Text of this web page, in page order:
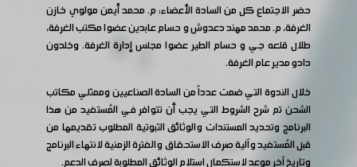
حضر الاجتماع كل من السادة الأعضاء: م. محمد أيمن مولوي خازن
الغرفة، م. محمد مهند دعدوش و حسام عابدين عضوا مكتب الغرفة،
طلال قلعه جي و حسام الطير عضوا مجلس إدارة الغرفة. وخلدون
دادو مدير عام الغرفة.
خلال الندوة التي ضمت عدداً من السادة الصناعيين وممثلي مكاتب
الشحن تم شرح الشروط التي يجب أن تتوافر في المُستفيد من هذا
البرنامج وتحديد المستندات والوثائق الثبوتية المطلوب تقديمها من
قبل المُستفيد وآلية صرف الاستحقاق والفترة الزمنية لانتهاء البرنامج
وتاريخ آخر موعد لاستكمال استلام الوثائق المطلوبة لصرف الدعم.